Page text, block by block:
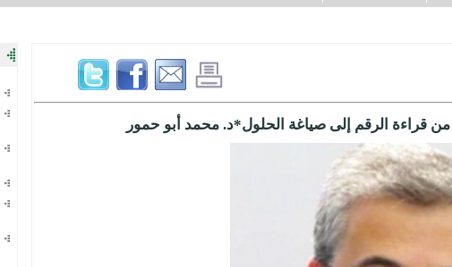
من قراءة الرقم إلى صياغة الحلول*د. محمد أبو حمور